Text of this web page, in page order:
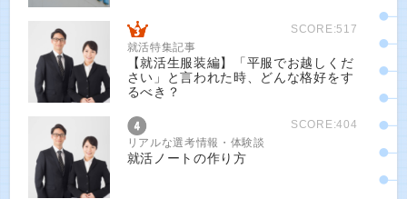
SCORE:517
就活特集記事
【就活生服装編】「平服でお越しくだ
さい」と言われた時、どんな格好をす
るべき？
SCORE:404
リアルな選考情報・体験談
就活ノートの作り方